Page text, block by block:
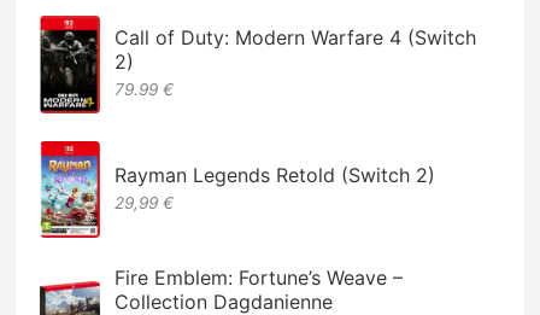
Call of Duty: Modern Warfare 4 (Switch
2)
79.99 €
Rayman Legends Retold (Switch 2)
29,99 €
Fire Emblem: Fortune’s Weave –
Collection Dagdanienne